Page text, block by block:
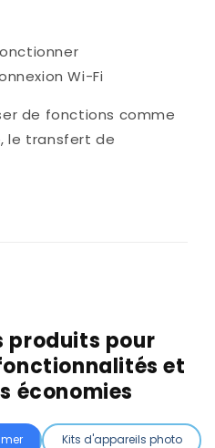
Wi-Fi
de fonctions comme
le transfert de
produits pour
et
économies
Kits d'appareils photo